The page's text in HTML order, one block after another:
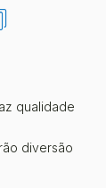
qualidade
diversão